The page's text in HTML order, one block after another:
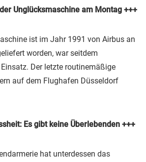
Unglücksmaschine am Montag +++
ist im Jahr 1991 von Airbus an
worden, war seitdem
Der letzte routinemäßige
auf dem Flughafen Düsseldorf
Es gibt keine Überlebenden +++
hat unterdessen das